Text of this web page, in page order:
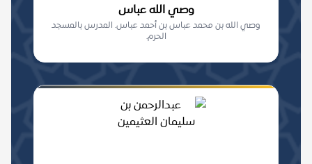
وصي الله عباس
وصي الله بن محمد عباس بن أحمد عباس. المدرس بالمسجد
الحرم.